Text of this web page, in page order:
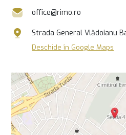
office@rimo.ro
Strada General Vlădoianu
Deschide în Google Maps